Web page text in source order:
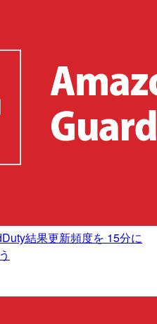
結果更新頻度を 15分に